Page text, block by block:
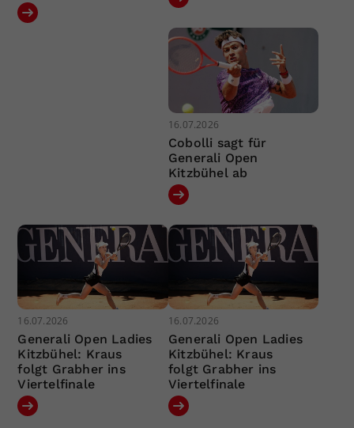
16.07.2026
Cobolli sagt für
Generali Open
Kitzbühel ab
16.07.2026
Generali Open Ladies
Kitzbühel: Kraus
folgt Grabher ins
Viertelfinale
16.07.2026
Generali Open Ladies
Kitzbühel: Kraus
folgt Grabher ins
Viertelfinale